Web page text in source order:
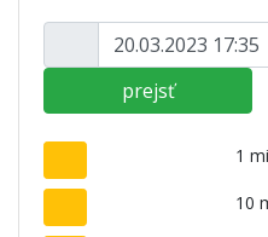
prejsť
1
10